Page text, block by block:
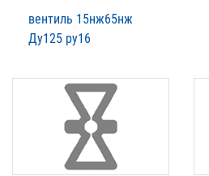
вентиль 15нж65нж
Ду125 ру16